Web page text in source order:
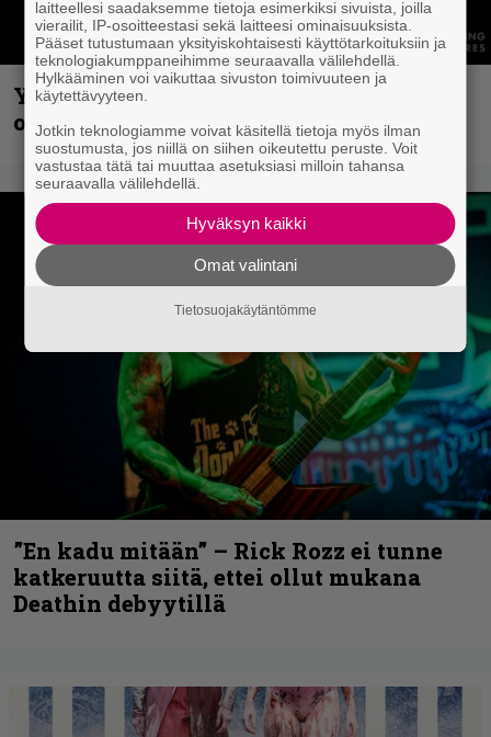
Yngwie Malmsteen iskee jälleen – Now
or Never -single tulevalta levyltä julki
”En kadu mitään” – Rick Rozz ei tunne
katkeruutta siitä, ettei ollut mukana
Deathin debyytillä
laitteellesi saadaksemme tietoja esimerkiksi sivuista, joilla
vierailit, IP-osoitteestasi sekä laitteesi ominaisuuksista.
Pääset tutustumaan yksityiskohtaisesti käyttötarkoituksiin ja
teknologiakumppaneihimme seuraavalla välilehdellä.
Hylkääminen voi vaikuttaa sivuston toimivuuteen ja
käytettävyyteen.
Jotkin teknologiamme voivat käsitellä tietoja myös ilman
suostumusta, jos niillä on siihen oikeutettu peruste. Voit
vastustaa tätä tai muuttaa asetuksiasi milloin tahansa
seuraavalla välilehdellä.
Hyväksyn kaikki
Omat valintani
Tietosuojakäytäntömme